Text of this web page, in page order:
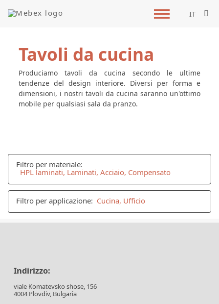
IT
Tavoli da cucina
Produciamo tavoli da cucina secondo le ultime
tendenze del design interiore. Diversi per forma e
dimensioni, i nostri tavoli da cucina saranno un'ottimo
mobile per qualsiasi sala da pranzo.
Filtro per materiale:
HPL laminati, Laminati, Acciaio, Compensato
Filtro per applicazione: Cucina, Ufficio
Indirizzo:
viale Komatevsko shose, 156
4004 Plovdiv, Bulgaria